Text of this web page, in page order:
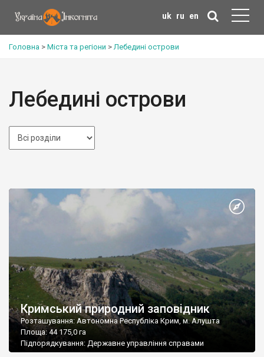
uk ru en
Головна > Міста та регіони >Лебедині острови
Лебедині острови
Кримський природний заповідник
Розташування: Автономна Республіка Крим, м. Алушта
Площа: 44 175,0 га
Підпорядкування: Державне управління справами